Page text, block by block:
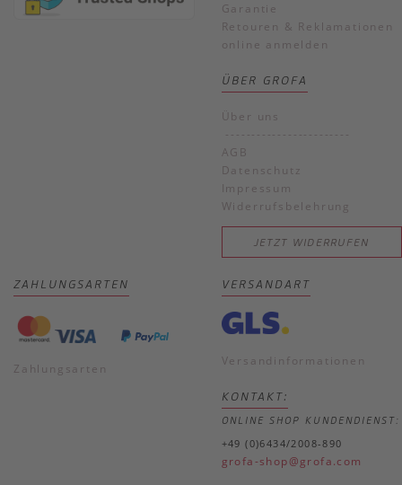
Garantie
Retouren & Reklamationen
online anmelden
ÜBER GROFA
Über uns
------------------------
AGB
Datenschutz
Impressum
Widerrufsbelehrung
JETZT WIDERRUFEN
ZAHLUNGSARTEN
Zahlungsarten
VERSANDART
Versandinformationen
KONTAKT:
ONLINE SHOP KUNDENDIENST:
+49 (0)6434/2008-890
grofa-shop@grofa.com